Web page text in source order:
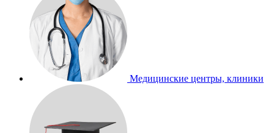
Медицинские центры, клиники